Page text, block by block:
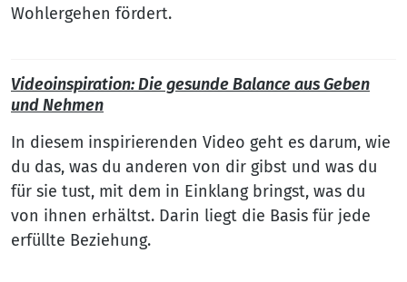
Wohlergehen fördert.
Videoinspiration: Die gesunde Balance aus Geben
und Nehmen
In diesem inspirierenden Video geht es darum, wie
du das, was du anderen von dir gibst und was du
für sie tust, mit dem in Einklang bringst, was du
von ihnen erhältst. Darin liegt die Basis für jede
erfüllte Beziehung.